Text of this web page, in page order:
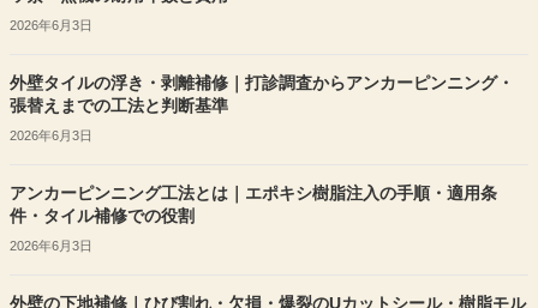
2026年6月3日
外壁タイルの浮き・剥離補修｜打診調査からアンカーピンニング・
張替えまでの工法と判断基準
2026年6月3日
アンカーピンニング工法とは｜エポキシ樹脂注入の手順・適用条
件・タイル補修での役割
2026年6月3日
外壁の下地補修｜ひび割れ・欠損・爆裂のUカットシール・樹脂モル